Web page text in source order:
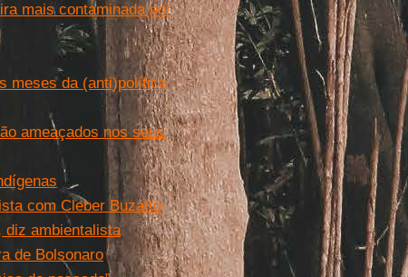
mais contaminada por
meses da (anti)política
ameaçados nos seus
com Cleber Buzatto
diz ambientalista
de Bolsonaro